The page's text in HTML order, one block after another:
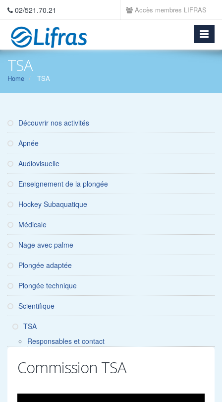
02/521.70.21 Accès membres LIFRAS
TSA
Home TSA
Découvrir nos activités
Apnée
Audiovisuelle
Enseignement de la plongée
Hockey Subaquatique
Médicale
Nage avec palme
Plongée adaptée
Plongée technique
Scientifique
TSA
Responsables et contact
Commission TSA